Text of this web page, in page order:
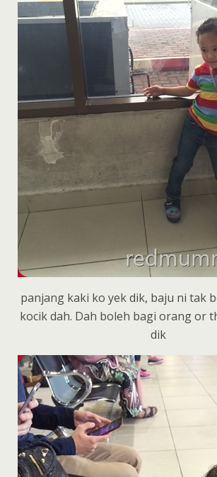
panjang kaki ko yek dik, baju ni tak
kocik dah. Dah boleh bagi orang or
dik